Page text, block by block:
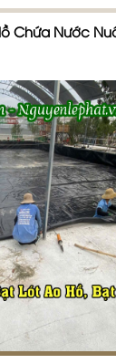
Chứa Nước